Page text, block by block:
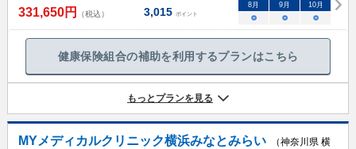
331,650円 （税込） 3,015 ポイント
8月 9月 10月
○ ○ ○
健康保険組合の補助を利用するプランはこちら
もっとプランを見る
MYメディカルクリニック横浜みなとみらい
（神奈川県 横